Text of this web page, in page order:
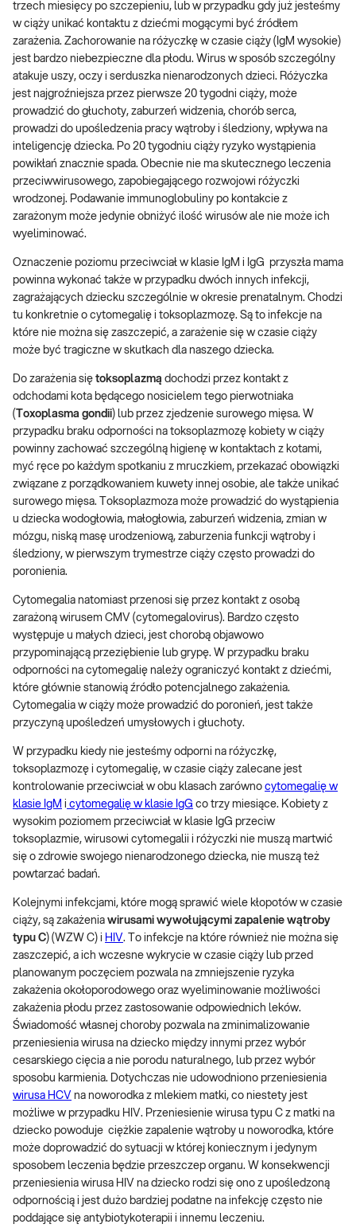
trzech miesięcy po szczepieniu, lub w przypadku gdy już jesteśmy
w ciąży unikać kontaktu z dziećmi mogącymi być źródłem
zarażenia. Zachorowanie na różyczkę w czasie ciąży (IgM wysokie)
jest bardzo niebezpieczne dla płodu. Wirus w sposób szczególny
atakuje uszy, oczy i serduszka nienarodzonych dzieci. Różyczka
jest najgroźniejsza przez pierwsze 20 tygodni ciąży, może
prowadzić do głuchoty, zaburzeń widzenia, chorób serca,
prowadzi do upośledzenia pracy wątroby i śledziony, wpływa na
inteligencję dziecka. Po 20 tygodniu ciąży ryzyko wystąpienia
powikłań znacznie spada. Obecnie nie ma skutecznego leczenia
przeciwwirusowego, zapobiegającego rozwojowi różyczki
wrodzonej. Podawanie immunoglobuliny po kontakcie z
zarażonym może jedynie obniżyć ilość wirusów ale nie może ich
wyeliminować.
Oznaczenie poziomu przeciwciał w klasie IgM i IgG przyszła mama
powinna wykonać także w przypadku dwóch innych infekcji,
zagrażających dziecku szczególnie w okresie prenatalnym. Chodzi
tu konkretnie o cytomegalię i toksoplazmozę. Są to infekcje na
które nie można się zaszczepić, a zarażenie się w czasie ciąży
może być tragiczne w skutkach dla naszego dziecka.
Do zarażenia się toksoplazmą dochodzi przez kontakt z
odchodami kota będącego nosicielem tego pierwotniaka
(
Toxoplasma gondii) lub przez zjedzenie surowego mięsa. W
przypadku braku odporności na toksoplazmozę kobiety w ciąży
powinny zachować szczególną higienę w kontaktach z kotami,
myć ręce po każdym spotkaniu z mruczkiem, przekazać obowiązki
związane z porządkowaniem kuwety innej osobie, ale także unikać
surowego mięsa. Toksoplazmoza może prowadzić do wystąpienia
u dziecka wodogłowia, małogłowia, zaburzeń widzenia, zmian w
mózgu, niską masę urodzeniową, zaburzenia funkcji wątroby i
śledziony, w pierwszym trymestrze ciąży często prowadzi do
poronienia.
Cytomegalia natomiast przenosi się przez kontakt z osobą
zarażoną wirusem CMV (cytomegalovirus). Bardzo często
występuje u małych dzieci, jest chorobą objawowo
przypominającą przeziębienie lub grypę. W przypadku braku
odporności na cytomegalię należy ograniczyć kontakt z dziećmi,
które głównie stanowią źródło potencjalnego zakażenia.
Cytomegalia w ciąży może prowadzić do poronień, jest także
przyczyną upośledzeń umysłowych i głuchoty.
W przypadku kiedy nie jesteśmy odporni na różyczkę,
toksoplazmozę i cytomegalię, w czasie ciąży zalecane jest
kontrolowanie przeciwciał w obu klasach zarówno cytomegalię w
klasie IgM i cytomegalię w klasie IgG co trzy miesiące. Kobiety z
wysokim poziomem przeciwciał w klasie IgG przeciw
toksoplazmie, wirusowi cytomegalii i różyczki nie muszą martwić
się o zdrowie swojego nienarodzonego dziecka, nie muszą też
powtarzać badań.
Kolejnymi infekcjami, które mogą sprawić wiele kłopotów w czasie
ciąży, są zakażenia wirusami wywołującymi zapalenie wątroby
typu C) (WZW C) i HIV. To infekcje na które również nie można się
zaszczepić, a ich wczesne wykrycie w czasie ciąży lub przed
planowanym poczęciem pozwala na zmniejszenie ryzyka
zakażenia okołoporodowego oraz wyeliminowanie możliwości
zakażenia płodu przez zastosowanie odpowiednich leków.
Świadomość własnej choroby pozwala na zminimalizowanie
przeniesienia wirusa na dziecko między innymi przez wybór
cesarskiego cięcia a nie porodu naturalnego, lub przez wybór
sposobu karmienia. Dotychczas nie udowodniono przeniesienia
wirusa HCV na noworodka z mlekiem matki, co niestety jest
możliwe w przypadku HIV. Przeniesienie wirusa typu C z matki na
dziecko powoduje ciężkie zapalenie wątroby u noworodka, które
może doprowadzić do sytuacji w której koniecznym i jedynym
sposobem leczenia będzie przeszczep organu. W konsekwencji
przeniesienia wirusa HIV na dziecko rodzi się ono z upośledzoną
odpornością i jest dużo bardziej podatne na infekcję często nie
poddające się antybiotykoterapii i innemu leczeniu.